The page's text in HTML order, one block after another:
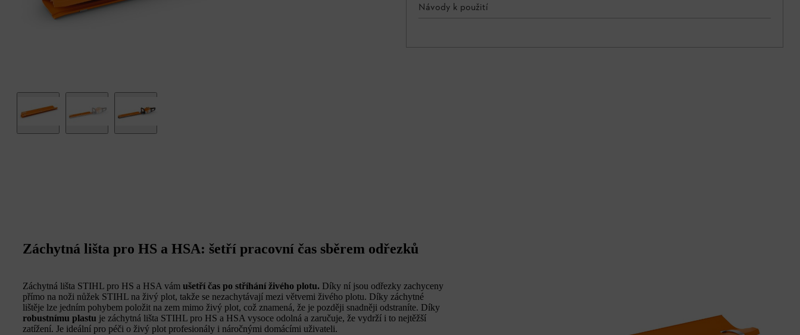
Návody k použití
Záchytná lišta pro HS a HSA: šetří pracovní čas sběrem odřezků
Záchytná lišta STIHL pro HS a HSA vám ušetří čas po stříhání živého plotu. Díky ní jsou odřezky zachyceny
přímo na noži nůžek STIHL na živý plot, takže se nezachytávají mezi větvemi živého plotu. Díky záchytné
lištěje lze jedním pohybem položit na zem mimo živý plot, což znamená, že je později snadněji odstraníte. Díky
robustnímu plastu je záchytná lišta STIHL pro HS a HSA vysoce odolná a zaručuje, že vydrží i to nejtěžší
zatížení. Je ideální pro péči o živý plot profesionály i náročnými domácími uživateli.